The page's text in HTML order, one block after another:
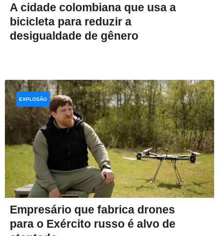
A cidade colombiana que usa a
bicicleta para reduzir a
desigualdade de gênero
Empresário que fabrica drones
para o Exército russo é alvo de
EXPLOSÃO